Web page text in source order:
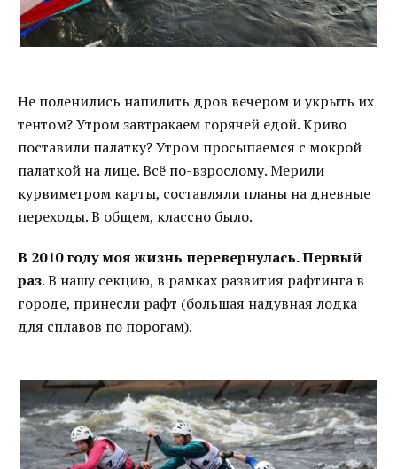
Не поленились напилить дров вечером и укрыть их
тентом? Утром завтракаем горячей едой. Криво
поставили палатку? Утром просыпаемся с мокрой
палаткой на лице. Всё по-взрослому. Мерили
курвиметром карты, составляли планы на дневные
переходы. В общем, классно было.
В 2010 году моя жизнь перевернулась. Первый
раз. В нашу секцию, в рамках развития рафтинга в
городе, принесли рафт (большая надувная лодка
для сплавов по порогам).